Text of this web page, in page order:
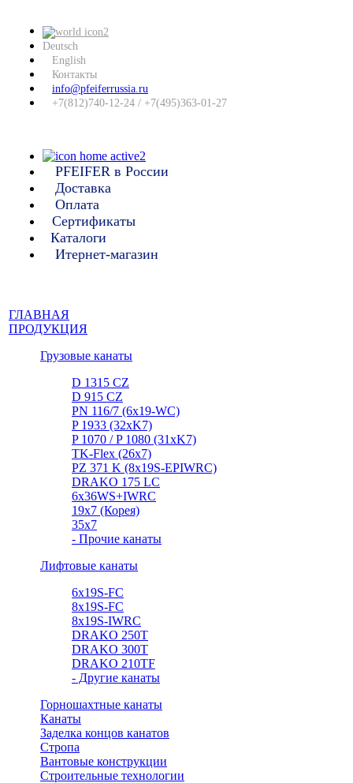
Deutsch
English
Контакты
info@pfeiferrussia.ru
+7(812)740-12-24 / +7(495)363-01-27
PFEIFER в России
Доставка
Оплата
Сертификаты
Каталоги
Итернет-магазин
ГЛАВНАЯ
ПРОДУКЦИЯ
Грузовые канаты
D 1315 CZ
D 915 CZ
PN 116/7 (6x19-WC)
P 1933 (32xK7)
P 1070 / P 1080 (31xK7)
TK-Flex (26x7)
PZ 371 K (8x19S-EPIWRC)
DRAKO 175 LC
6x36WS+IWRC
19x7 (Корея)
35x7
- Прочие канаты
Лифтовые канаты
6x19S-FC
8x19S-FC
8x19S-IWRC
DRAKO 250T
DRAKO 300T
DRAKO 210TF
- Другие канаты
Горношахтные канаты
Канаты
Заделка концов канатов
Стропа
Вантовые конструкции
Строительные технологии